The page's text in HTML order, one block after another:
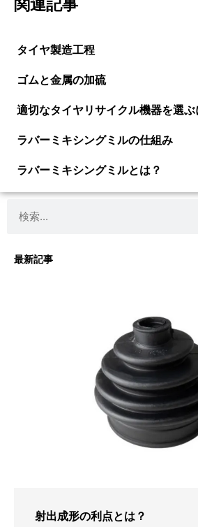
関連記事
タイヤ製造工程
ゴムと金属の加硫
適切なタイヤリサイクル機器を選ぶ
ラバーミキシングミルの仕組み
ラバーミキシングミルとは？
最新記事
射出成形の利点とは？